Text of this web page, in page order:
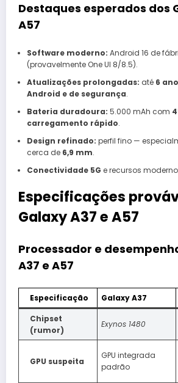
Destaques esperados dos
A57
Software moderno: Android 16 de
(provavelmente One UI 8/8.5).
Atualizações prolongadas: até 6
Android e de segurança.
Bateria duradoura: 5.000 mAh com
carregamento rápido.
Design refinado: perfil fino —
cerca de 6,9 mm.
Conectividade 5G e recursos
Especificações
Galaxy A37 e A57
Processador e
A37 e A57
Especificação Galaxy A37
Chipset
(rumor)
Exynos 1480
GPU suspeita
GPU integrada
padrão